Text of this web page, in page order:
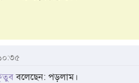
বলেছেন: পড়লাম।